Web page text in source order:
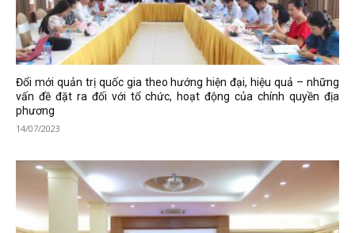
Đổi mới quản trị quốc gia theo hướng hiện đại, hiệu quả – những
vấn đề đặt ra đối với tổ chức, hoạt động của chính quyền địa
phương
14/07/2023